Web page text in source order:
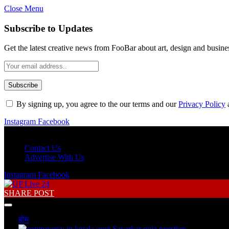
Close Menu
Subscribe to Updates
Get the latest creative news from FooBar about art, design and
By signing up, you agree to the our terms and ourPrivacy Policy
Instagram Facebook
Contact Us
Advertise With Us
Instagram Facebook
SHARE POST
होम